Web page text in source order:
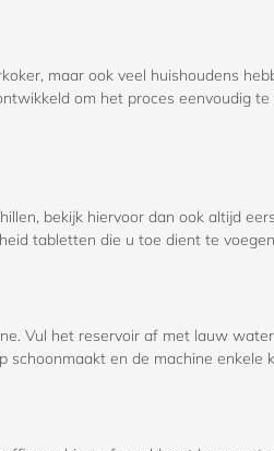
maar ook veel huishoudens
om het proces eenvoudig
bekijk hiervoor dan ook altijd
tabletten die u toe dient te
Vul het reservoir af met lauw
en de machine enkele